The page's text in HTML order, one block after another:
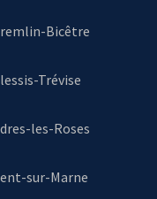
Bicêtre
Trévise
les-Roses
sur-Marne